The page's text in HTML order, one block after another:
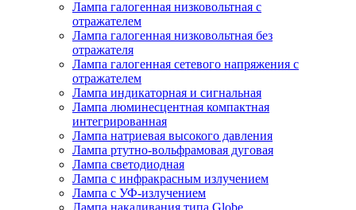
Лампа галогенная низковольтная с
отражателем
Лампа галогенная низковольтная без
отражателя
Лампа галогенная сетевого напряжения с
отражателем
Лампа индикаторная и сигнальная
Лампа люминесцентная компактная
интегрированная
Лампа натриевая высокого давления
Лампа ртутно-вольфрамовая дуговая
Лампа светодиодная
Лампа с инфракрасным излучением
Лампа с УФ-излучением
Лампа накаливания типа Globe